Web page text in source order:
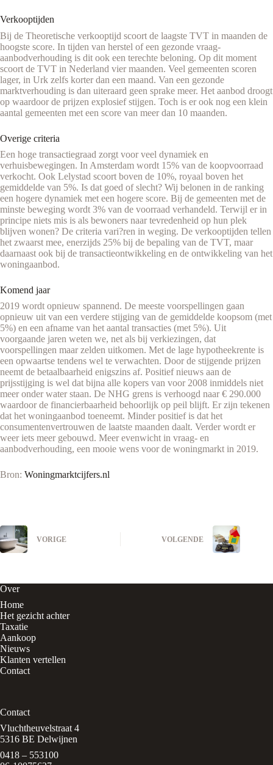
Verkooptijden
Bij de Theoretische verkooptijd scoort de laagste TVT in maanden de
hoogste score. In tijden van herstel of een gezonde vraag-
aanbodverhouding is dit ook een terechte beloning. Op dit moment
scoort de TVT in Nederland vier maanden. Veel gemeenten scoren
lager, in Urk zelfs korter dan een maand. Van een gezonde
marktverhouding is dan uiteraard geen sprake meer. Het aanbod droogt
op waardoor de prijzen explosief stijgen. Toch is er ook nog een klein
aantal gemeenten met een score van meer dan 10 maanden.
Overige criteria
Een hoge transactiegraad zorgt voor veel dynamiek en
verhuisbewegingen. In Amsterdam wordt 15% van de koopvoorraad
verkocht. Ook Lelystad scoort boven de 10%, royaal boven het
gemiddelde van 5%. Is dat goed of slecht? Wij belonen in de ranking
een hogere dynamiek met een hogere score. Bij de gemeenten met de
minste beweging wordt 3% van de voorraad verhandeld. Terwijl er in
principe niets mis is als bewoners naar tevredenheid op hun plek
blijven wonen? De criteria vari?ren in weging. De verkooptijden tellen
het zwaarst mee, enerzijds 25% bij de bepaling van de TVT, maar
daarnaast ook bij de transactieontwikkeling en de ontwikkeling van het
woningaanbod.
Komend jaar
2019 wordt opnieuw spannend. De meeste voorspellingen gaan
opnieuw uit van een verdere stijging van de gemiddelde koopsom (met
5%) en een afname van het aantal transacties (met 5%). Uit
voorgaande jaren weten we, net als bij verkiezingen, dat
voorspellingen maar zelden uitkomen. Met de lage hypotheekrente is
een opwaartse tendens wel te verwachten. Door de stijgende prijzen
neemt de betaalbaarheid enigszins af. Positief nieuws aan de
prijsstijging is wel dat bijna alle kopers van voor 2008 inmiddels niet
meer onder water staan. De NHG grens is verhoogd naar € 290.000
waardoor de financierbaarheid behoorlijk op peil blijft. Er zijn tekenen
dat het woningaanbod toeneemt. Minder positief is dat het
consumentenvertrouwen de laatste maanden daalt. Verder wordt er
weer iets meer gebouwd. Meer evenwicht in vraag- en
aanbodverhouding, een mooie wens voor de woningmarkt in 2019.
Bron: Woningmarktcijfers.nl
VORIGE VOLGENDE
Over
Home
Het gezicht achter
Taxatie
Aankoop
Nieuws
Klanten vertellen
Contact
Contact
Vluchtheuvelstraat 4
5316 BE Delwijnen
0418 – 553100